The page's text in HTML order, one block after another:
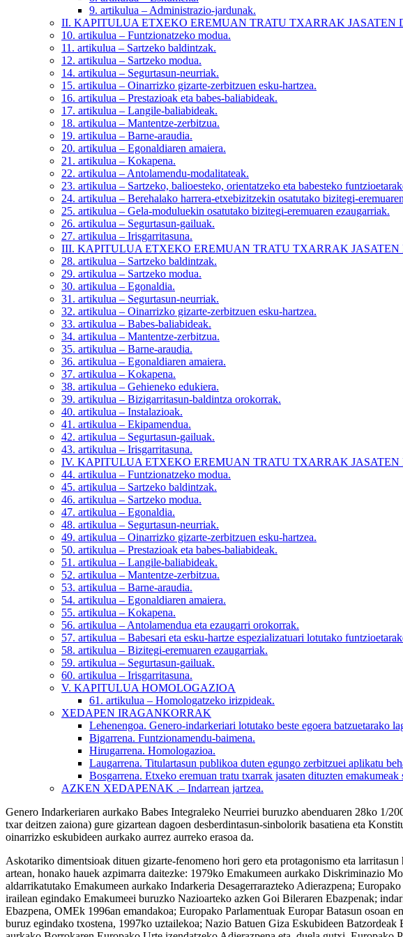
9. artikulua – Administrazio-jardunak.
II. KAPITULUA ETXEKO EREMUAN TRATU TXARRAK
10. artikulua – Funtzionatzeko modua.
11. artikulua – Sartzeko baldintzak.
12. artikulua – Sartzeko modua.
14. artikulua – Segurtasun-neurriak.
15. artikulua – Oinarrizko gizarte-zerbitzuen esku-hartzea.
16. artikulua – Prestazioak eta babes-baliabideak.
17. artikulua – Langile-baliabideak.
18. artikulua – Mantentze-zerbitzua.
19. artikulua – Barne-araudia.
20. artikulua – Egonaldiaren amaiera.
21. artikulua – Kokapena.
22. artikulua – Antolamendu-modalitateak.
23. artikulua – Sartzeko, balioesteko, orientatzeko eta babesteko
24. artikulua – Berehalako harrera-etxebizitzekin osatutako bizitegi-
25. artikulua – Gela-moduluekin osatutako bizitegi-eremuaren ezaugarriak.
26. artikulua – Segurtasun-gailuak.
27. artikulua – Irisgarritasuna.
III. KAPITULUA ETXEKO EREMUAN TRATU TXARRAK
28. artikulua – Sartzeko baldintzak.
29. artikulua – Sartzeko modua.
30. artikulua – Egonaldia.
31. artikulua – Segurtasun-neurriak.
32. artikulua – Oinarrizko gizarte-zerbitzuen esku-hartzea.
33. artikulua – Babes-baliabideak.
34. artikulua – Mantentze-zerbitzua.
35. artikulua – Barne-araudia.
36. artikulua – Egonaldiaren amaiera.
37. artikulua – Kokapena.
38. artikulua – Gehieneko edukiera.
39. artikulua – Bizigarritasun-baldintza orokorrak.
40. artikulua – Instalazioak.
41. artikulua – Ekipamendua.
42. artikulua – Segurtasun-gailuak.
43. artikulua – Irisgarritasuna.
IV. KAPITULUA ETXEKO EREMUAN TRATU TXARRAK
44. artikulua – Funtzionatzeko modua.
45. artikulua – Sartzeko baldintzak.
46. artikulua – Sartzeko modua.
47. artikulua – Egonaldia.
48. artikulua – Segurtasun-neurriak.
49. artikulua – Oinarrizko gizarte-zerbitzuen esku-hartzea.
50. artikulua – Prestazioak eta babes-baliabideak.
51. artikulua – Langile-baliabideak.
52. artikulua – Mantentze-zerbitzua.
53. artikulua – Barne-araudia.
54. artikulua – Egonaldiaren amaiera.
55. artikulua – Kokapena.
56. artikulua – Antolamendua eta ezaugarri orokorrak.
57. artikulua – Babesari eta esku-hartze espezializatuari lotutako
58. artikulua – Bizitegi-eremuaren ezaugarriak.
59. artikulua – Segurtasun-gailuak.
60. artikulua – Irisgarritasuna.
V. KAPITULUA HOMOLOGAZIOA
61. artikulua – Homologatzeko irizpideak.
XEDAPEN IRAGANKORRAK
Lehenengoa. Genero-indarkeriari lotutako beste egoera batzuetarako
Bigarrena. Funtzionamendu-baimena.
Hirugarrena. Homologazioa.
Laugarrena. Titulartasun publikoa duten egungo zerbitzuei aplikatu
Bosgarrena. Etxeko eremuan tratu txarrak jasaten dituzten
AZKEN XEDAPENAK .– Indarrean jartzea.
Genero Indarkeriaren aurkako Babes Integraleko Neurriei buruzko abenduaren 28ko 1/
txar deitzen zaiona) gure gizartean dagoen desberdintasun-sinbolorik basatiena eta
oinarrizko eskubideen aurkako aurrez aurreko erasoa da.
Askotariko dimentsioak dituen gizarte-fenomeno hori gero eta protagonismo eta
artean, honako hauek azpimarra daitezke: 1979ko Emakumeen aurkako Diskriminazio
aldarrikatutako Emakumeen aurkako Indarkeria Desagerrarazteko Adierazpena;
irailean egindako Emakumeei buruzko Nazioarteko azken Goi Bileraren Ebazpenak;
Ebazpena, OMEk 1996an emandakoa; Europako Parlamentuak Europar Batasun osoan
buruz egindako txostena, 1997ko uztailekoa; Nazio Batuen Giza Eskubideen